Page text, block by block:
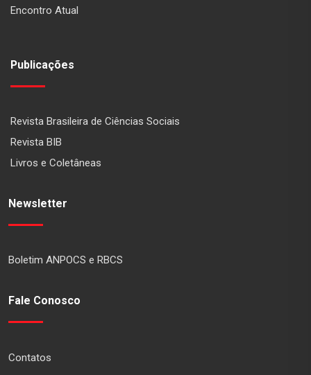
Encontro Atual
Publicações
Revista Brasileira de Ciências Sociais
Revista BIB
Livros e Coletâneas
Newsletter
Boletim ANPOCS e RBCS
Fale Conosco
Contatos